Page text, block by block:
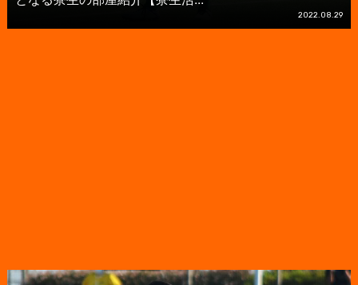
2022.08.29